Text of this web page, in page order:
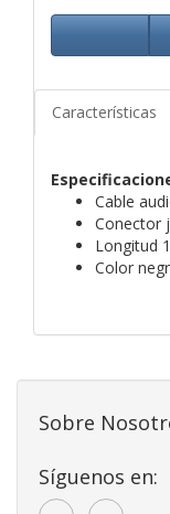
Características
Cable
Conector
Longitud
Color
Sobre
Síguenos en: